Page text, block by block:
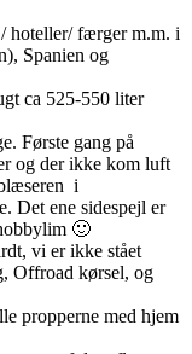
hoteller/ færger m.m. i
Spanien og
ca 525-550 liter
Første gang på
og der ikke kom luft
i
Det ene sidespejl er
🙂
vi er ikke stået
Offroad kørsel, og
propperne med hjem